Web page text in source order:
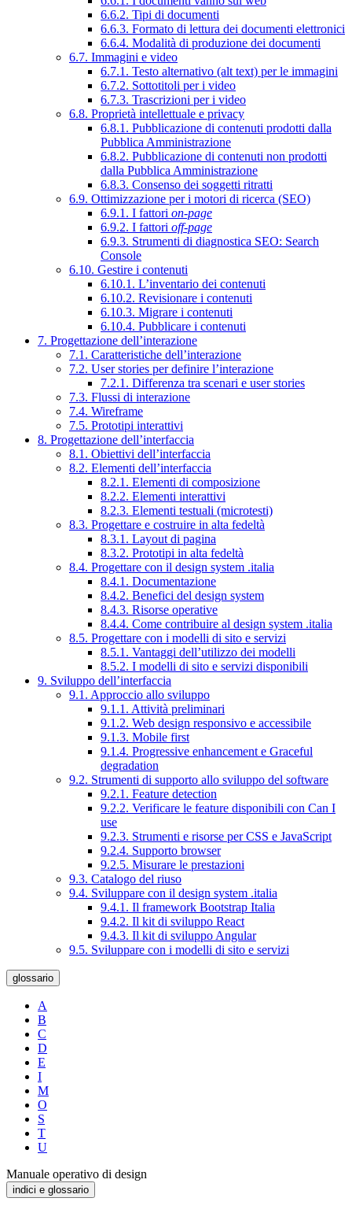
6.6.2. Tipi di documenti
6.6.3. Formato di lettura dei documenti elettronici
6.6.4. Modalità di produzione dei documenti
6.7. Immagini e video
6.7.1. Testo alternativo (alt text) per le immagini
6.7.2. Sottotitoli per i video
6.7.3. Trascrizioni per i video
6.8. Proprietà intellettuale e privacy
6.8.1. Pubblicazione di contenuti prodotti dalla
Pubblica Amministrazione
6.8.2. Pubblicazione di contenuti non prodotti
dalla Pubblica Amministrazione
6.8.3. Consenso dei soggetti ritratti
6.9. Ottimizzazione per i motori di ricerca (SEO)
6.9.1. I fattori on-page
6.9.2. I fattori off-page
6.9.3. Strumenti di diagnostica SEO: Search
Console
6.10. Gestire i contenuti
6.10.1. L’inventario dei contenuti
6.10.2. Revisionare i contenuti
6.10.3. Migrare i contenuti
6.10.4. Pubblicare i contenuti
7. Progettazione dell’interazione
7.1. Caratteristiche dell’interazione
7.2. User stories per definire l’interazione
7.2.1. Differenza tra scenari e user stories
7.3. Flussi di interazione
7.4. Wireframe
7.5. Prototipi interattivi
8. Progettazione dell’interfaccia
8.1. Obiettivi dell’interfaccia
8.2. Elementi dell’interfaccia
8.2.1. Elementi di composizione
8.2.2. Elementi interattivi
8.2.3. Elementi testuali (microtesti)
8.3. Progettare e costruire in alta fedeltà
8.3.1. Layout di pagina
8.3.2. Prototipi in alta fedeltà
8.4. Progettare con il design system .italia
8.4.1. Documentazione
8.4.2. Benefici del design system
8.4.3. Risorse operative
8.4.4. Come contribuire al design system .italia
8.5. Progettare con i modelli di sito e servizi
8.5.1. Vantaggi dell’utilizzo dei modelli
8.5.2. I modelli di sito e servizi disponibili
9. Sviluppo dell’interfaccia
9.1. Approccio allo sviluppo
9.1.1. Attività preliminari
9.1.2. Web design responsivo e accessibile
9.1.3. Mobile first
9.1.4. Progressive enhancement e Graceful
degradation
9.2. Strumenti di supporto allo sviluppo del software
9.2.1. Feature detection
9.2.2. Verificare le feature disponibili con Can I
use
9.2.3. Strumenti e risorse per CSS e JavaScript
9.2.4. Supporto browser
9.2.5. Misurare le prestazioni
9.3. Catalogo del riuso
9.4. Sviluppare con il design system .italia
9.4.1. Il framework Bootstrap Italia
9.4.2. Il kit di sviluppo React
9.4.3. Il kit di sviluppo Angular
9.5. Sviluppare con i modelli di sito e servizi
glossario
A
B
C
D
E
I
M
O
S
T
U
Manuale operativo di design
indici e glossario